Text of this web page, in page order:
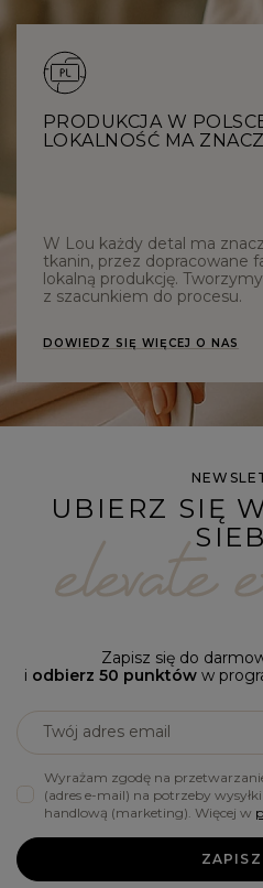
PRODUKCJA W
LOKALNOŚĆ MA
W Lou każdy detal ma
tkanin, przez dopracowane
lokalną produkcję.
z szacunkiem do procesu.
DOWIEDZ SIĘ WIĘCEJ O NAS
UBIERZ SIĘ
Zapisz się do
i odbierz 50 punktóww
Twój adres email
Wyrażam zgodę na
(adres e-mail) na potrzeby
handlową (marketing). Więcej w
ZAPISZ